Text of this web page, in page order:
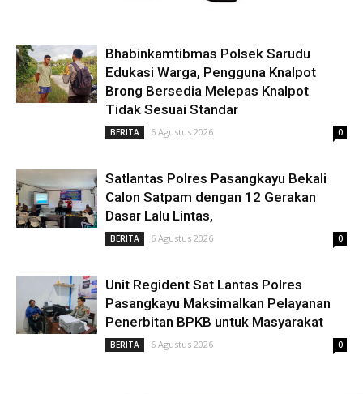
Bhabinkamtibmas Polsek Sarudu
Edukasi Warga, Pengguna Knalpot
Brong Bersedia Melepas Knalpot
Tidak Sesuai Standar
BERITA 6 Agustus 2026 0
Satlantas Polres Pasangkayu Bekali
Calon Satpam dengan 12 Gerakan
Dasar Lalu Lintas,
BERITA 6 Agustus 2026 0
Unit Regident Sat Lantas Polres
Pasangkayu Maksimalkan Pelayanan
Penerbitan BPKB untuk Masyarakat
BERITA 6 Agustus 2026 0